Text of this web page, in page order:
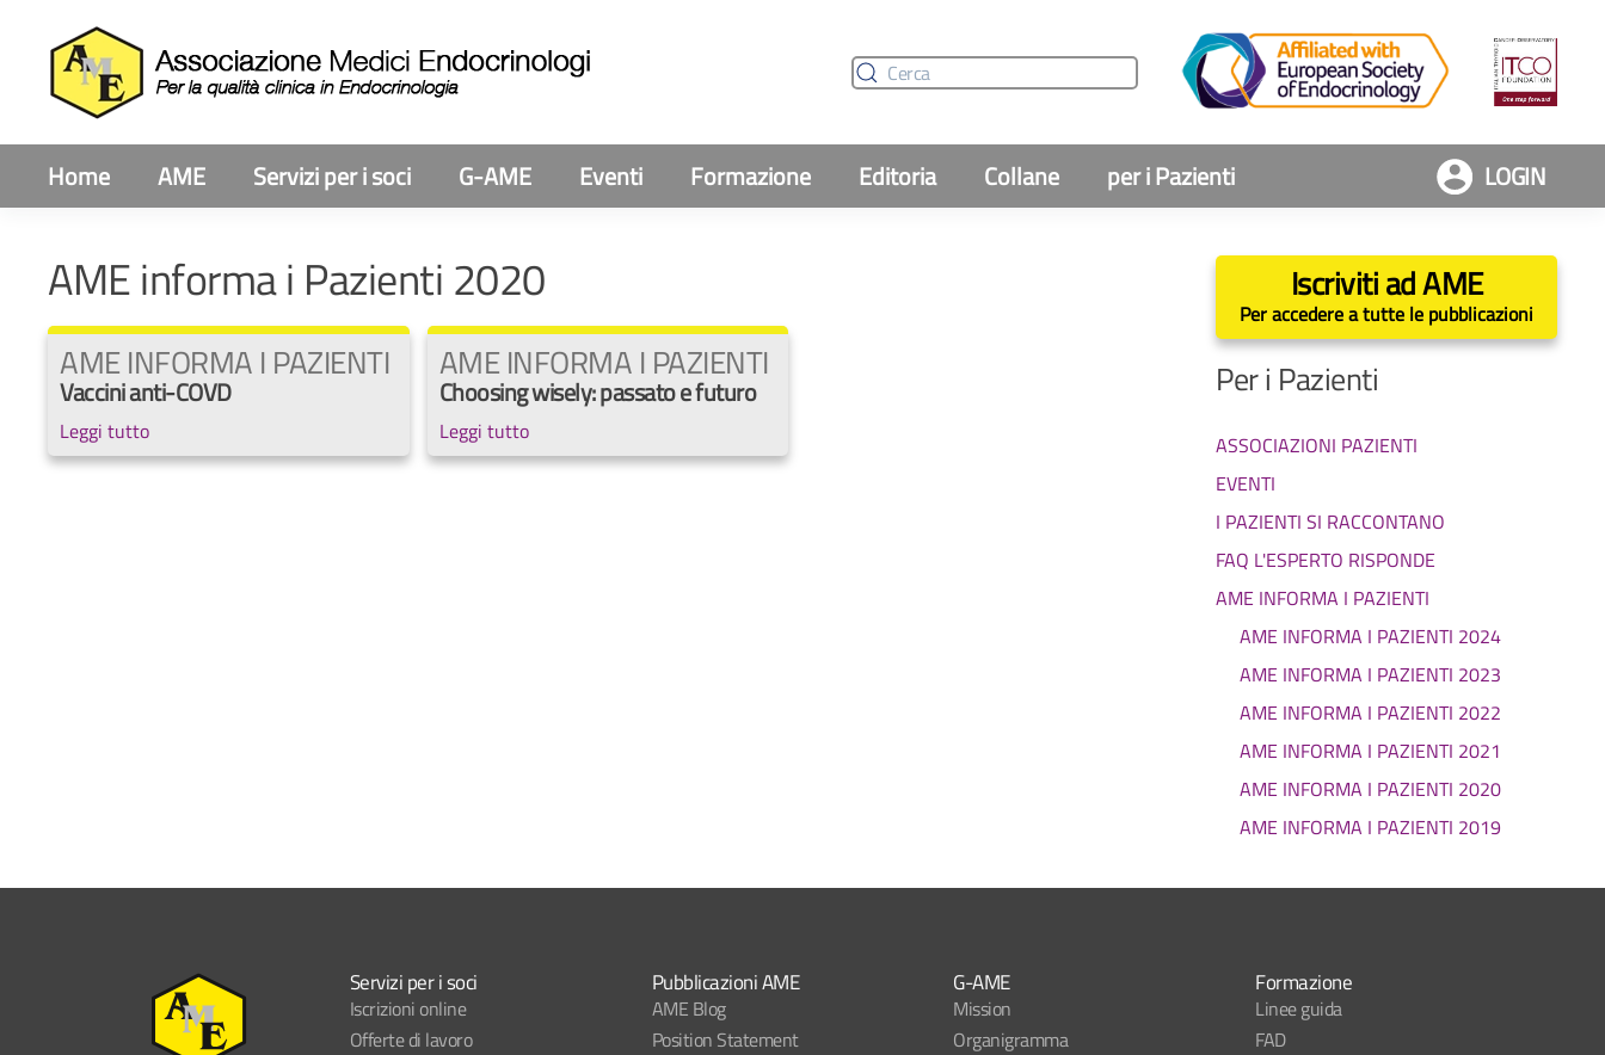
Home AME Servizi per i soci G-AME Eventi Formazione Editoria Collane per i Pazienti LOGIN
AME informa i Pazienti 2020
AME INFORMA I PAZIENTI
Vaccini anti-COVD
Leggi tutto
AME INFORMA I PAZIENTI
Choosing wisely: passato e futuro
Leggi tutto
Iscriviti ad AME
Per accedere a tutte le pubblicazioni
Per i Pazienti
ASSOCIAZIONI PAZIENTI
EVENTI
I PAZIENTI SI RACCONTANO
FAQ L'ESPERTO RISPONDE
AME INFORMA I PAZIENTI
AME INFORMA I PAZIENTI 2024
AME INFORMA I PAZIENTI 2023
AME INFORMA I PAZIENTI 2022
AME INFORMA I PAZIENTI 2021
AME INFORMA I PAZIENTI 2020
AME INFORMA I PAZIENTI 2019
Servizi per i soci
Iscrizioni online
Offerte di lavoro
G-AME
Mission
Organigramma
Pubblicazioni AME
AME Blog
Position Statement
Formazione
Linee guida
FAD